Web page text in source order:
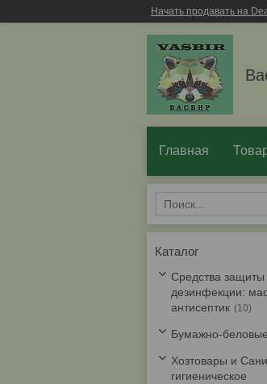
Начать продавать на
Главная
Каталог
Средства защиты
дезинфекции:
антисептик
10
Бумажно-
Хозтовары и
гигиеническое